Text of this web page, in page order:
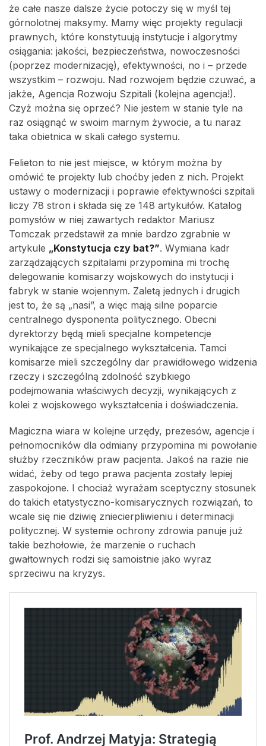
że całe nasze dalsze życie potoczy się w myśl tej
górnolotnej maksymy. Mamy więc projekty regulacji
prawnych, które konstytuują instytucje i algorytmy
osiągania: jakości, bezpieczeństwa, nowoczesności
(poprzez modernizację), efektywności, no i – przede
wszystkim – rozwoju. Nad rozwojem będzie czuwać, a
jakże, Agencja Rozwoju Szpitali (kolejna agencja!).
Czyż można się oprzeć? Nie jestem w stanie tyle na
raz osiągnąć w swoim marnym żywocie, a tu naraz
taka obietnica w skali całego systemu.
Felieton to nie jest miejsce, w którym można by
omówić te projekty lub choćby jeden z nich. Projekt
ustawy o modernizacji i poprawie efektywności szpitali
liczy 78 stron i składa się ze 148 artykułów. Katalog
pomysłów w niej zawartych redaktor Mariusz
Tomczak przedstawił za mnie bardzo zgrabnie w
artykule „Konstytucja czy bat?”. Wymiana kadr
zarządzających szpitalami przypomina mi trochę
delegowanie komisarzy wojskowych do instytucji i
fabryk w stanie wojennym. Zaletą jednych i drugich
jest to, że są „nasi”, a więc mają silne poparcie
centralnego dysponenta politycznego. Obecni
dyrektorzy będą mieli specjalne kompetencje
wynikające ze specjalnego wykształcenia. Tamci
komisarze mieli szczególny dar prawidłowego widzenia
rzeczy i szczególną zdolność szybkiego
podejmowania właściwych decyzji, wynikających z
kolei z wojskowego wykształcenia i doświadczenia.
Magiczna wiara w kolejne urzędy, prezesów, agencje i
pełnomocników dla odmiany przypomina mi powołanie
służby rzeczników praw pacjenta. Jakoś na razie nie
widać, żeby od tego prawa pacjenta zostały lepiej
zaspokojone. I chociaż wyrażam sceptyczny stosunek
do takich etatystyczno-komisarycznych rozwiązań, to
wcale się nie dziwię zniecierpliwieniu i determinacji
politycznej. W systemie ochrony zdrowia panuje już
takie bezhołowie, że marzenie o ruchach
gwałtownych rodzi się samoistnie jako wyraz
sprzeciwu na kryzys.